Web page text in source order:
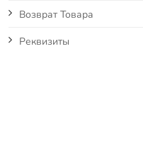
Возврат Товара
Реквизиты